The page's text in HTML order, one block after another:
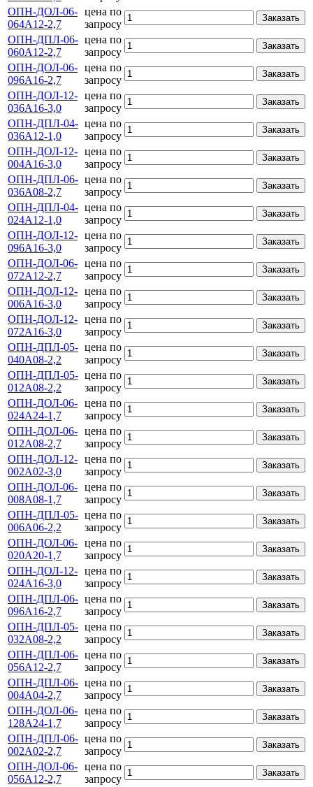
ОПН-ДОЛ-06-
064А12-2,7
цена по
запросу
Заказать
ОПН-ДПЛ-06-
060А12-2,7
цена по
запросу
Заказать
ОПН-ДОЛ-06-
096А16-2,7
цена по
запросу
Заказать
ОПН-ДОЛ-12-
036А16-3,0
цена по
запросу
Заказать
ОПН-ДПЛ-04-
036А12-1,0
цена по
запросу
Заказать
ОПН-ДОЛ-12-
004А16-3,0
цена по
запросу
Заказать
ОПН-ДПЛ-06-
036А08-2,7
цена по
запросу
Заказать
ОПН-ДПЛ-04-
024А12-1,0
цена по
запросу
Заказать
ОПН-ДОЛ-12-
096А16-3,0
цена по
запросу
Заказать
ОПН-ДОЛ-06-
072А12-2,7
цена по
запросу
Заказать
ОПН-ДОЛ-12-
006А16-3,0
цена по
запросу
Заказать
ОПН-ДОЛ-12-
072А16-3,0
цена по
запросу
Заказать
ОПН-ДПЛ-05-
040А08-2,2
цена по
запросу
Заказать
ОПН-ДПЛ-05-
012А08-2,2
цена по
запросу
Заказать
ОПН-ДОЛ-06-
024А24-1,7
цена по
запросу
Заказать
ОПН-ДОЛ-06-
012А08-2,7
цена по
запросу
Заказать
ОПН-ДОЛ-12-
002А02-3,0
цена по
запросу
Заказать
ОПН-ДОЛ-06-
008А08-1,7
цена по
запросу
Заказать
ОПН-ДПЛ-05-
006А06-2,2
цена по
запросу
Заказать
ОПН-ДОЛ-06-
020А20-1,7
цена по
запросу
Заказать
ОПН-ДОЛ-12-
024А16-3,0
цена по
запросу
Заказать
ОПН-ДПЛ-06-
096А16-2,7
цена по
запросу
Заказать
ОПН-ДПЛ-05-
032А08-2,2
цена по
запросу
Заказать
ОПН-ДПЛ-06-
056А12-2,7
цена по
запросу
Заказать
ОПН-ДПЛ-06-
004А04-2,7
цена по
запросу
Заказать
ОПН-ДОЛ-06-
128А24-1,7
цена по
запросу
Заказать
ОПН-ДПЛ-06-
002А02-2,7
цена по
запросу
Заказать
ОПН-ДОЛ-06-
056А12-2,7
цена по
запросу
Заказать